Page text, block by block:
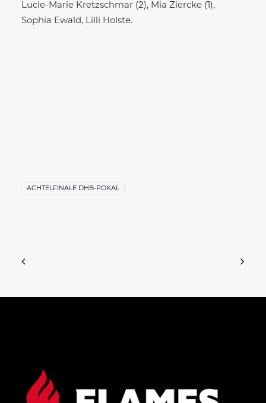
Lucie-Marie Kretzschmar (2), Mia Ziercke (1),
Sophia Ewald, Lilli Holste.
ACHTELFINALE DHB-POKAL